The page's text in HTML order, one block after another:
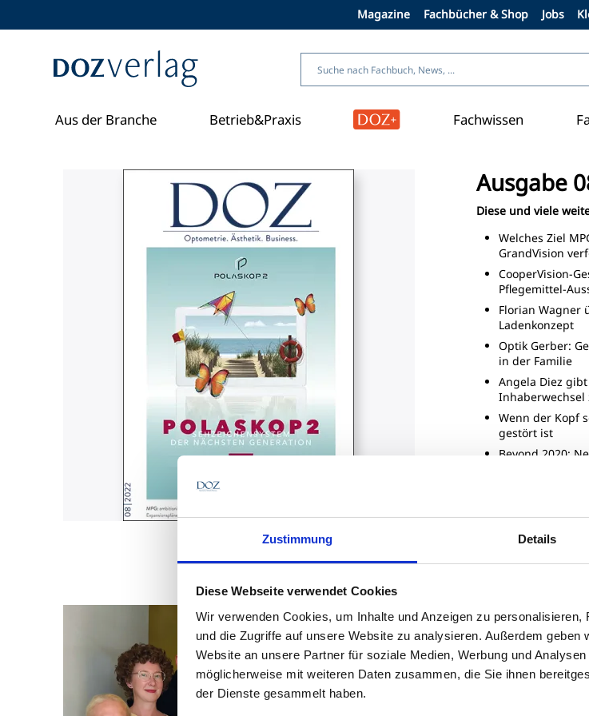
Zustimmung Details
Diese Webseite verwendet Cookies
Wir verwenden Cookies, um Inhalte und Anzeigen zu
und die Zugriffe auf unsere Website zu analysieren. Außerdem
Website an unsere Partner für soziale Medien, Werbung und
möglicherweise mit weiteren Daten zusammen, die Sie ihnen
der Dienste gesammelt haben.
Magazine Fachbücher & Shop Jobs
Aus der Branche Betrieb&Praxis Fachwissen
Ausgabe
Diese und viele
Welches Ziel
GrandVision
CooperVision-
Pflegemittel-
Florian Wagner
Ladenkonzept
Optik Gerber:
in der Familie
Angela Diez
Inhaberwechsel
Wenn der Kopf
gestört ist
Beyond 2020:
Leseprobe